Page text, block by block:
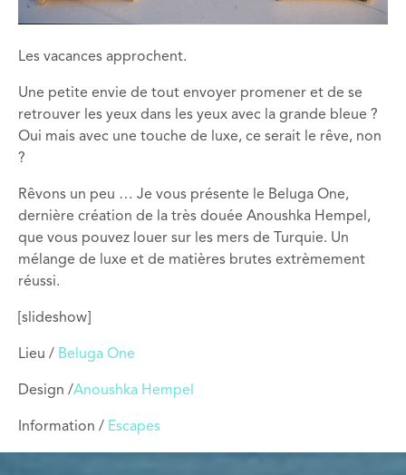
Les vacances approchent.
Une petite envie de tout envoyer promener et de se
retrouver les yeux dans les yeux avec la grande bleue ?
Oui mais avec une touche de luxe, ce serait le rêve, non
?
Rêvons un peu … Je vous présente le Beluga One,
dernière création de la très douée Anoushka Hempel,
que vous pouvez louer sur les mers de Turquie. Un
mélange de luxe et de matières brutes extrèmement
réussi.
[slideshow]
Lieu / Beluga One
Design /Anoushka Hempel
Information / Escapes